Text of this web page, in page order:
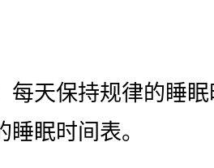
天保持规律的睡眠
眠时间表。